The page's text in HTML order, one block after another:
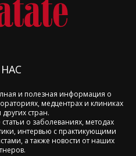
и полезная информация о
медцентрах и клиниках
стран.
о заболеваниях, методах
интервью с практикующими
а также новости от наших